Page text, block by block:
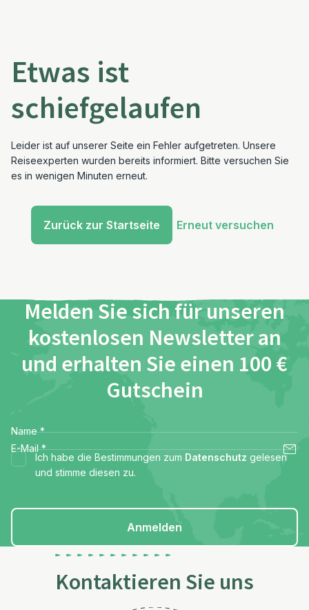
Etwas ist
schiefgelaufen
Leider ist auf unserer Seite ein Fehler aufgetreten. Unsere
Reiseexperten wurden bereits informiert. Bitte versuchen Sie
es in wenigen Minuten erneut.
Zurück zur Startseite Erneut versuchen
Melden Sie sich für unseren
kostenlosen Newsletter an
und erhalten Sie einen 100 €
Gutschein
Name *
E-Mail *
Ich habe die Bestimmungen zum Datenschutz gelesen
und stimme diesen zu.
Anmelden
Kontaktieren Sie uns